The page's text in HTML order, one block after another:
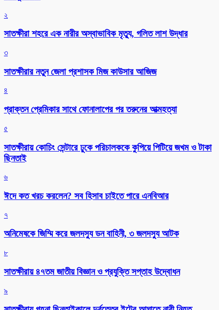
২
সাতক্ষীরা শহরে এক নারীর অস্বাভাবিক মৃত্যু, গলিত লাশ উদ্ধার
৩
সাতক্ষীরার নতুন জেলা প্রশাসক মিজ কাউসার আজিজ
৪
প্রাক্তন প্রেমিকার সাথে ফোনালাপের পর তরুনের আত্মহত্যা
৫
সাতক্ষীরায় কোচিং সেন্টারে ঢুকে পরিচালককে কুপিয়ে পিটিয়ে জখম ও টাকা
ছিনতাই
৬
ঈদে কত খরচ করলেন? সব হিসাব চাইতে পারে এনবিআর
৭
অনিমেষকে জিম্মি করে জলদস্যু ডন বাহিনী, ৩ জলদস্যু আটক
৮
সাতক্ষীরায় ৪৭তম জাতীয় বিজ্ঞান ও প্রযুক্তি সপ্তাহ উদ্বোধন
৯